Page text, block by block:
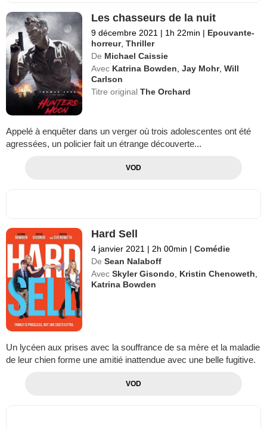
Les chasseurs de la nuit
9 décembre 2021 | 1h 22min | Epouvante-
horreur,Thriller
De Michael Caissie
Avec Katrina Bowden ,Jay Mohr,Will
Carlson
Titre originalThe Orchard
Appelé à enquêter dans un verger où trois adolescentes ont été
agressées, un policier fait un étrange découverte...
VOD
Hard Sell
4 janvier 2021 | 2h 00min | Comédie
De Sean Nalaboff
Avec Skyler Gisondo Kristin Chenoweth
Katrina Bowden
Un lycéen aux prises avec la souffrance de sa mère et la maladie
de leur chien forme une amitié inattendue avec une belle fugitive.
VOD